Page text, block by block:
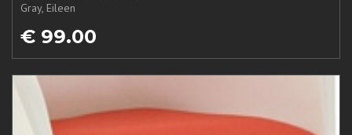
Gray, Eileen
€ 99.00